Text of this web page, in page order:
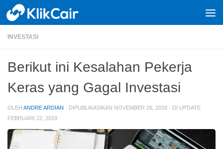
Skip to content
INVESTASI
Berikut ini Kesalahan Pekerja
Keras yang Gagal Investasi
OLEH ANDRE ARDIAN · DIPUBLIKASIKAN NOVEMBER 26, 2018 · DI UPDATE
FEBRUARI 22, 2019